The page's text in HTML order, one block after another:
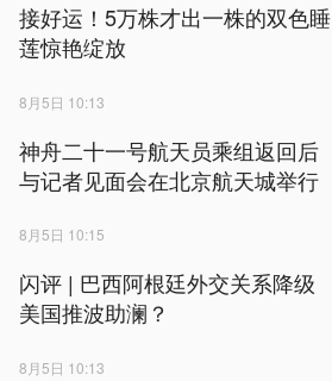
接好运！5万株才出一株的双色睡
莲惊艳绽放
8月5日 10:13
神舟二十一号航天员乘组返回后
与记者见面会在北京航天城举行
8月5日 10:15
闪评 | 巴西阿根廷外交关系降级
美国推波助澜？
8月5日 10:13